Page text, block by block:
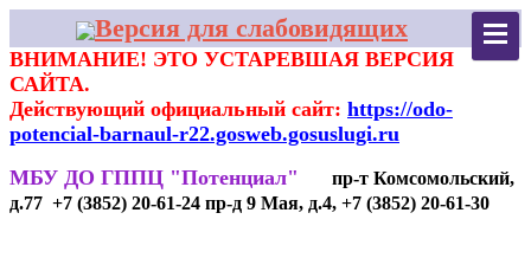
Версия для слабовидящих
ВНИМАНИЕ! ЭТО УСТАРЕВШАЯ ВЕРСИЯ
САЙТА.
Действующий официальный сайт: https://odo-
potencial-barnaul-r22.gosweb.gosuslugi.ru
МБУ ДО ГППЦ "Потенциал"
пр-т Комсомольский,
д.77 +7 (3852) 20-61-24 пр-д 9 Мая, д.4, +7 (3852) 20-61-30